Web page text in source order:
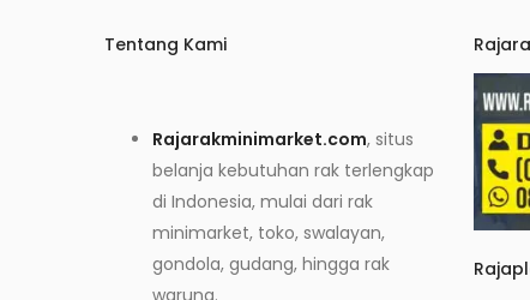
Tentang Kami
Rajarakminimarket.com, situs
belanja kebutuhan rak terlengkap
di Indonesia, mulai dari rak
minimarket, toko, swalayan,
gondola, gudang, hingga rak
warung.